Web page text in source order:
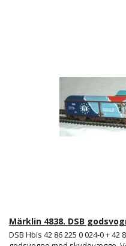
Märklin 4838. DSB
DSB Hbis 42 86 225 0 024-0 + 42